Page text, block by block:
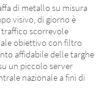
di metallo su misura
visivo, di giorno è
scorrevole
obiettivo con filtro
affidabile delle targhe
un piccolo server
nazionale a fini di